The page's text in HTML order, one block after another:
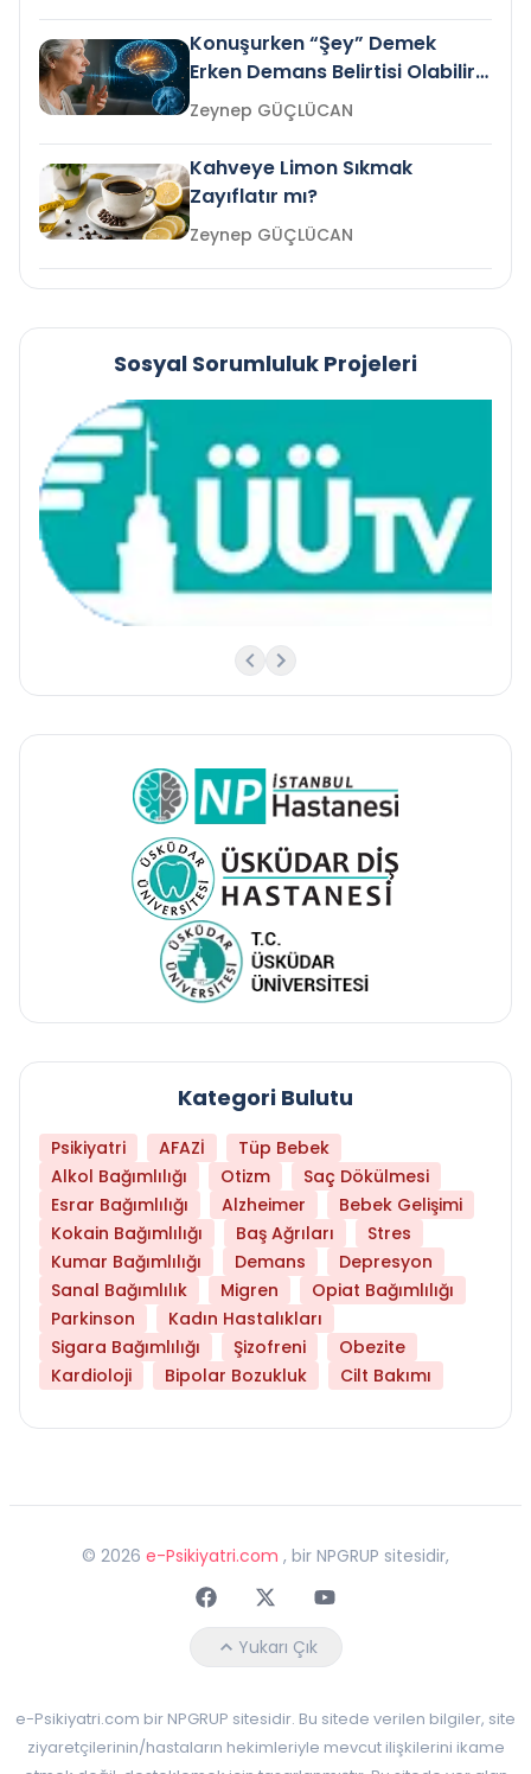
Konuşurken “Şey” Demek
Erken Demans Belirtisi Olabilir
mi?
Zeynep GÜÇLÜCAN
Kahveye Limon Sıkmak
Zayıflatır mı?
Zeynep GÜÇLÜCAN
Sosyal Sorumluluk Projeleri
Kategori Bulutu
Psikiyatri AFAZİ
Tüp Bebek
Alkol Bağımlılığı
Otizm
Saç Dökülmesi
Esrar Bağımlılığı
Alzheimer
Bebek Gelişimi
Kokain Bağımlılığı
Baş Ağrıları
Stres
Kumar Bağımlılığı
Demans
Depresyon
Sanal Bağımlılık
Migren
Opiat Bağımlılığı
Parkinson
Kadın Hastalıkları
Sigara Bağımlılığı
Şizofreni
Obezite
Kardioloji
Bipolar Bozukluk Cilt Bakımı
© 2026 e-Psikiyatri.com , bir NPGRUP sitesidir,
FaceebokTwitterYoutube
Yukarı Çık
e-Psikiyatri.com bir NPGRUP sitesidir. Bu sitede verilen bilgiler, site
ziyaretçilerinin/hastaların hekimleriyle mevcut ilişkilerini ikame